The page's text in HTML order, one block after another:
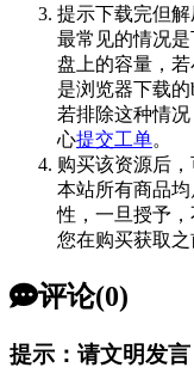
提示下载完但
最常见的情况
盘上的容量，
是浏览器下载的
若排除这种情
心提交工单。
购买该资源后
本站所有商品
性，一旦授予
您在购买获取
评论(0)
提示：请文明发言